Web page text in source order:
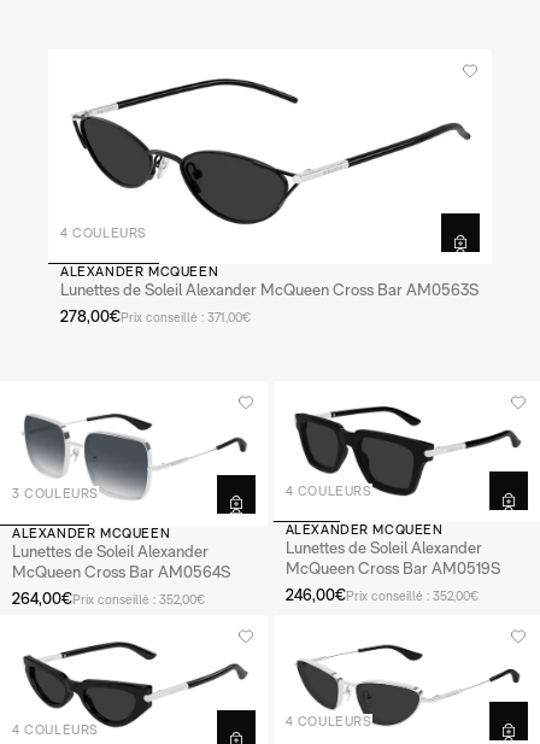
4 COULEURS
ALEXANDER MCQUEEN
Lunettes de Soleil Alexander McQueen Cross Bar AM0563S
278,00€Prix conseillé : 371,00€
3 COULEURS
ALEXANDER MCQUEEN
Lunettes de Soleil Alexander
McQueen Cross Bar AM0564S
264,00€Prix conseillé : 352,00€
4 COULEURS
ALEXANDER MCQUEEN
Lunettes de Soleil Alexander
McQueen Cross Bar AM0519S
246,00€Prix conseillé : 352,00€
4 COULEURS
4 COULEURS